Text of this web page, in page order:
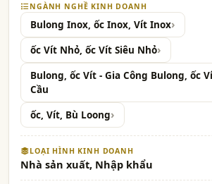
NGÀNH NGHỀ KINH DOANH
Bulong Inox, ốc Inox, Vít Inox
ốc Vít Nhỏ, ốc Vít Siêu Nhỏ
Bulong, ốc Vít - Gia Công Bulong, ốc
Cầu
ốc, Vít, Bù Loong
LOẠI HÌNH KINH DOANH
Nhà sản xuất, Nhập khẩu